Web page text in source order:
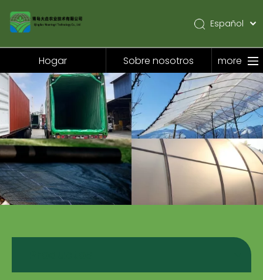
Hogar
Sobre nosotros
Productos
Solicitud
Noticias
Contáctenos
Español
Pусский
Hogar Sobre nosotros more